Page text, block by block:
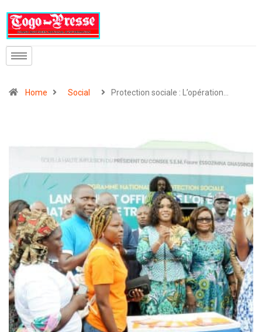
Home Social Protection sociale : L’opération…